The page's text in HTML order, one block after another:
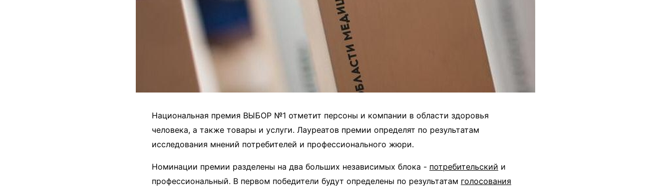
Национальная премия ВЫБОР №1 отметит персоны и компании в области здоровья
человека, а также товары и услуги. Лауреатов премии определят по результатам
исследования мнений потребителей и профессионального жюри.
Номинации премии разделены на два больших независимых блока - потребительский и
профессиональный. В первом победители будут определены по результатам голосования